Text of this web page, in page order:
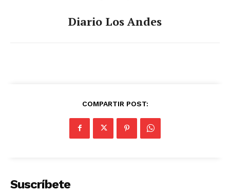
Diario Los Andes
COMPARTIR POST:
Suscríbete